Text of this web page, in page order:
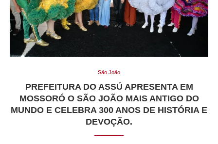
São João
PREFEITURA DO ASSÚ APRESENTA EM
MOSSORÓ O SÃO JOÃO MAIS ANTIGO DO
MUNDO E CELEBRA 300 ANOS DE HISTÓRIA E
DEVOÇÃO.